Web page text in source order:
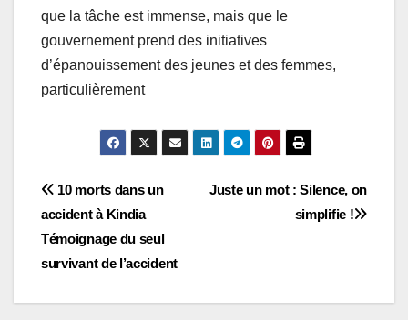
que la tâche est immense, mais que le
gouvernement prend des initiatives
d’épanouissement des jeunes et des femmes,
particulièrement
Navigation
de
l’article
Juste un mot : Silence, on
simplifie !
10 morts dans un
accident à Kindia
Témoignage du seul
survivant de l’accident